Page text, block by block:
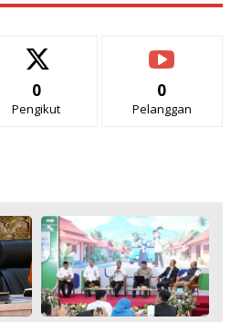
0
Pengikut
0
Pelanggan